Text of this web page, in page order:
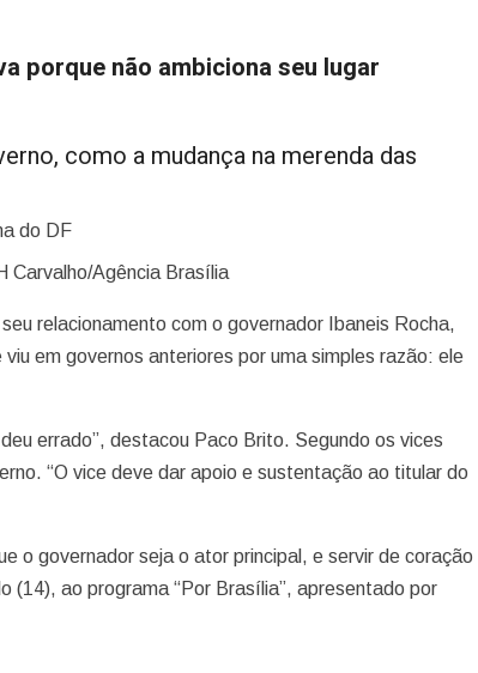
porque não ambiciona seu lugar
como a mudança na merenda das
Carvalho/Agência Brasília
relacionamento com o governador Ibaneis Rocha,
em governos anteriores por uma simples razão: ele
errado”, destacou Paco Brito. Segundo os vices
“O vice deve dar apoio e sustentação ao titular do
o governador seja o ator principal, e servir de coração
ao programa “Por Brasília”, apresentado por